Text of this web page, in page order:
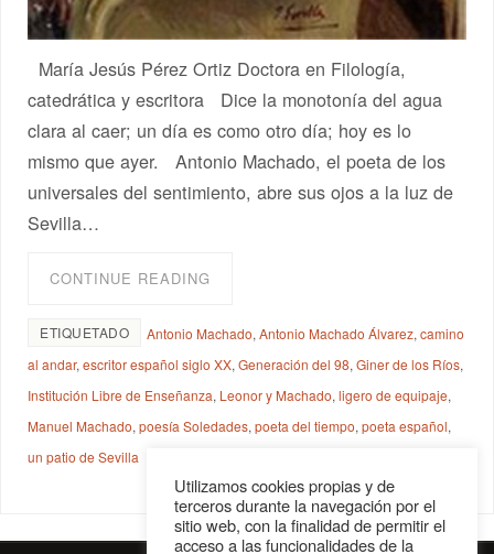
María Jesús Pérez Ortiz Doctora en Filología,
catedrática y escritora Dice la monotonía del agua
clara al caer; un día es como otro día; hoy es lo
mismo que ayer. Antonio Machado, el poeta de los
universales del sentimiento, abre sus ojos a la luz de
Sevilla…
CONTINUE READING
ETIQUETADO Antonio Machado,Antonio Machado Álvarez,camino
al andar,escritor español siglo XX,Generación del 98,Giner de los Ríos,
Institución Libre de Enseñanza, Leonor y Machado,ligero de equipaje,
Manuel Machado,poesía Soledades,poeta del tiempo,poeta español,
un patio de Sevilla
Utilizamos cookies propias y de
terceros durante la navegación por el
sitio web, con la finalidad de permitir el
acceso a las funcionalidades de la